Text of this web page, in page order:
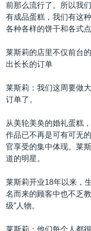
前那么流行了。所以我
有成品蛋糕，我们有这
各种各样的饼干和各式点
莱斯莉的店里不仅前台
出长长的订单
莱斯莉：我们这周要做
订单了。
从美轮美奂的婚礼蛋糕
作品已不再是可有可无
官享受的集中体现。莱
道的明星。
莱斯莉开业18年以来，
名而来的顾客中也不乏
级”人物。
莱斯莉：他们每个人都